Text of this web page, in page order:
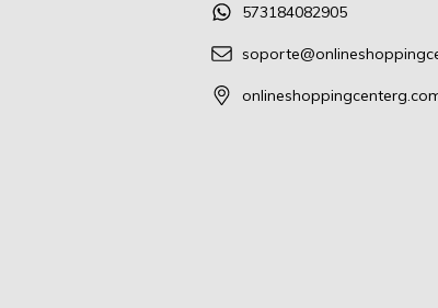
573184082905